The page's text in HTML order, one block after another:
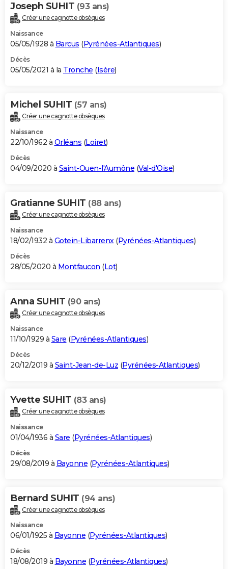
Joseph SUHIT (93 ans)
Créer une cagnotte obsèques
Naissance
05/05/1928 à Barcus (Pyrénées-Atlantiques)
Décès
05/05/2021 à la Tronche (Isère)
Michel SUHIT (57 ans)
Créer une cagnotte obsèques
Naissance
22/10/1962 à Orléans (Loiret)
Décès
04/09/2020 à Saint-Ouen-l'Aumône (Val-d'Oise)
Gratianne SUHIT (88 ans)
Créer une cagnotte obsèques
Naissance
18/02/1932 à Gotein-Libarrenx(Pyrénées-Atlantiques)
Décès
28/05/2020 à Montfaucon (Lot)
Anna SUHIT (90 ans)
Créer une cagnotte obsèques
Naissance
11/10/1929 à Sare (Pyrénées-Atlantiques)
Décès
20/12/2019 à Saint-Jean-de-Luz (Pyrénées-Atlantiques)
Yvette SUHIT (83 ans)
Créer une cagnotte obsèques
Naissance
01/04/1936 à Sare (Pyrénées-Atlantiques)
Décès
29/08/2019 à Bayonne (Pyrénées-Atlantiques)
Bernard SUHIT (94 ans)
Créer une cagnotte obsèques
Naissance
06/01/1925 à Bayonne (Pyrénées-Atlantiques)
Décès
18/08/2019 à Bayonne (Pyrénées-Atlantiques)